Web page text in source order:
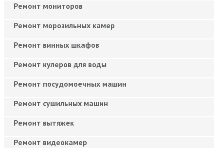
Ремонт мониторов
Ремонт морозильных камер
Ремонт винных шкафов
Ремонт кулеров для воды
Ремонт посудомоечных машин
Ремонт сушильных машин
Ремонт вытяжек
Ремонт видеокамер